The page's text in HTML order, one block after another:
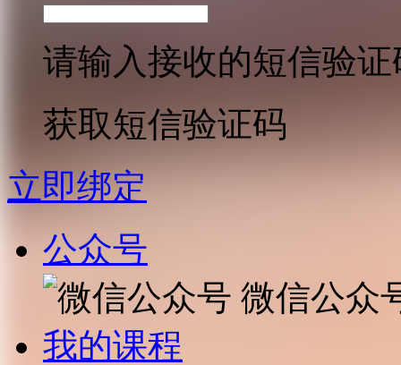
请输入接收的短信验证
获取短信验证码
立即绑定
公众号
微信公众
我的课程